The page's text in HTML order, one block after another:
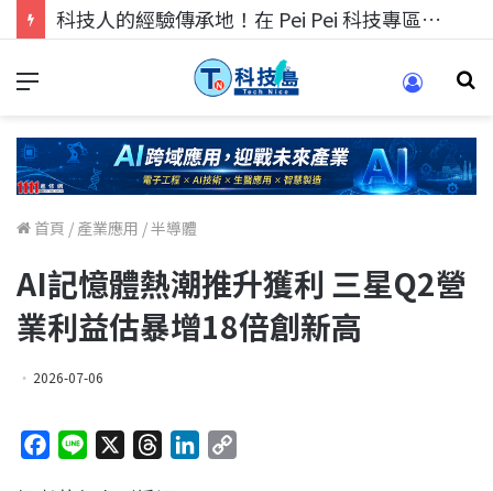
科技人的經驗傳承地！在 Pei Pei 科技專區，與學弟妹交流最硬核的技術
首頁 / 產業應用 /半導體
AI記憶體熱潮推升獲利 三星Q2營
業利益估暴增18倍創新高
2026-07-06